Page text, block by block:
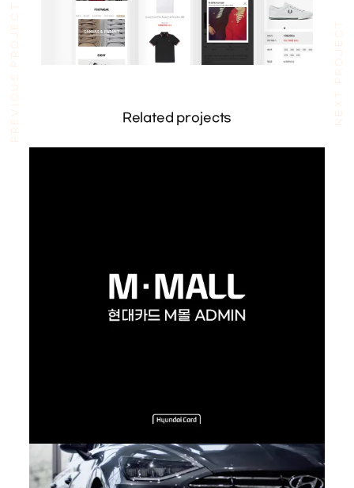
PREVIOUS PROJECT NEXT PROJECT
Related projects